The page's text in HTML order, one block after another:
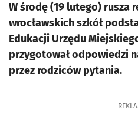
W środę (19 lutego) rusza
wrocławskich szkół
Edukacji Urzędu
przygotował odpowiedzi
przez rodziców pytania.